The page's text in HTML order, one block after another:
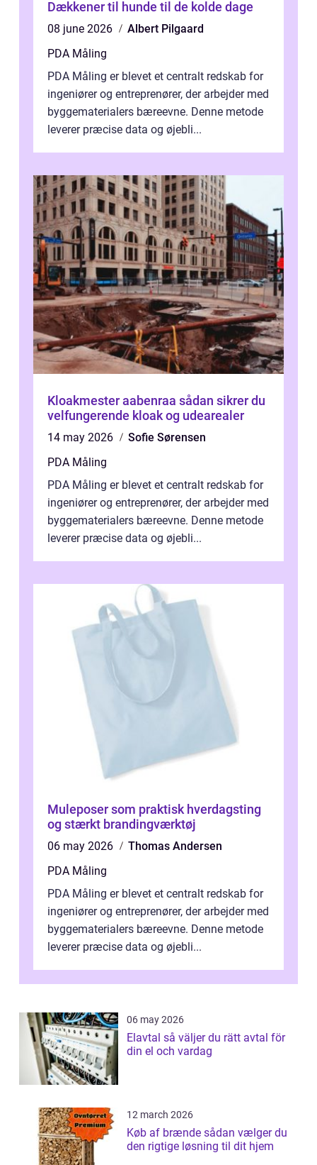
Dækkener til hunde til de kolde dage
08 june 2026
Albert Pilgaard
PDA Måling
PDA Måling er blevet et centralt redskab for
ingeniører og entreprenører, der arbejder med
byggematerialers bæreevne. Denne metode
leverer præcise data og øjebli...
Kloakmester aabenraa sådan sikrer du
velfungerende kloak og udearealer
14 may 2026
Sofie Sørensen
PDA Måling
PDA Måling er blevet et centralt redskab for
ingeniører og entreprenører, der arbejder med
byggematerialers bæreevne. Denne metode
leverer præcise data og øjebli...
Muleposer som praktisk hverdagsting
og stærkt brandingværktøj
06 may 2026
Thomas Andersen
PDA Måling
PDA Måling er blevet et centralt redskab for
ingeniører og entreprenører, der arbejder med
byggematerialers bæreevne. Denne metode
leverer præcise data og øjebli...
06 may 2026
Elavtal så väljer du rätt avtal för
din el och vardag
12 march 2026
Køb af brænde sådan vælger du
den rigtige løsning til dit hjem